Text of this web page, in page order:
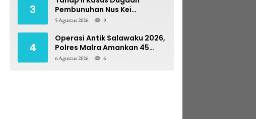
3
Pembunuhan Nus Kei
Dilimpahkan ke PN Ambon
5 Agustus 2026 9
4
Operasi Antik Salawaku 2026,
Polres Malra Amankan 45
Liter Sopi
6 Agustus 2026 6